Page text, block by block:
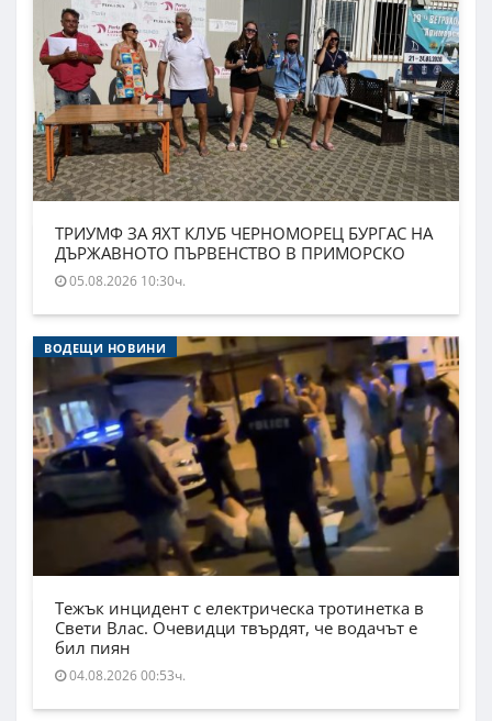
ТРИУМФ ЗА ЯХТ КЛУБ ЧЕРНОМОРЕЦ БУРГАС НА
ДЪРЖАВНОТО ПЪРВЕНСТВО В ПРИМОРСКО
05.08.2026 10:30ч.
ВОДЕЩИ НОВИНИ
Тежък инцидент с електрическа тротинетка в
Свети Влас. Очевидци твърдят, че водачът е
бил пиян
04.08.2026 00:53ч.